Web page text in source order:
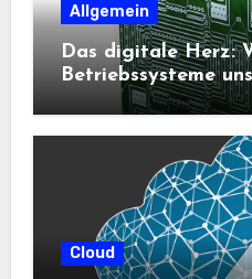
Allgemein
Das digitale Herz:
Betriebssysteme
steuern
Cloud